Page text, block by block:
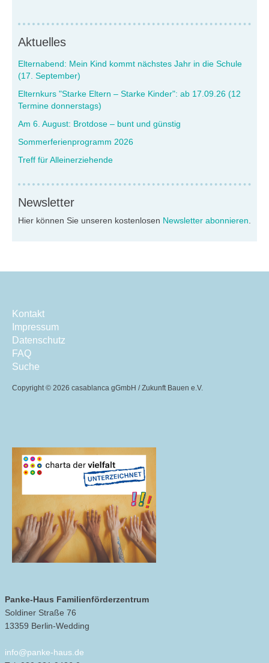
Aktuelles
Elternabend: Mein Kind kommt nächstes Jahr in die Schule
(17. September)
Elternkurs "Starke Eltern – Starke Kinder": ab 17.09.26 (12
Termine donnerstags)
Am 6. August: Brotdose – bunt und günstig
Sommerferienprogramm 2026
Treff für Alleinerziehende
Newsletter
Hier können Sie unseren kostenlosen Newsletter abonnieren
Kontakt
Impressum
Datenschutz
FAQ
Suche
Copyright © 2026 casablanca gGmbH / Zukunft Bauen e.V.
Panke-Haus Familienförderzentrum
Soldiner Straße 76
13359 Berlin-Wedding
info@panke-haus.de